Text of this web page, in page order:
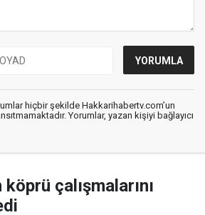
hiçbir şekilde Hakkarihabertv.com’un
Yorumlar, yazan kişiyi bağlayıcı
çalışmalarını